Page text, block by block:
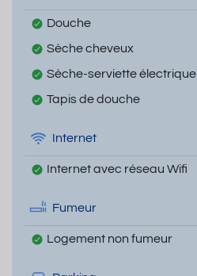
Douche
Sèche cheveux
Sèche-serviette électrique
Tapis de douche
Internet
Internet avec réseau Wifi
Fumeur
Logement non fumeur